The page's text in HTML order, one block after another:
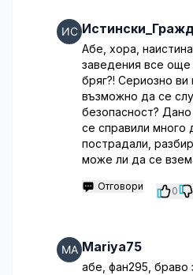
Абе, хора,
заведения все
бряг?! Сериозно ви
възможно да се
безопасност?
се справили много
пострадали,
може ли да се
Отговори 0
Mariya75
абе, фан295, браво